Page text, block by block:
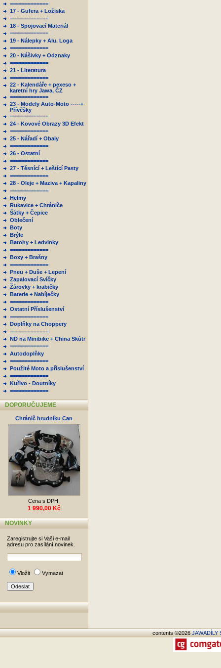
=============
17 - Gufera + Ložiska
=============
18 - Spojovací Materiál
=============
19 - Nálepky + Alu. Loga
=============
20 - Nášivky + Odznaky
=============
21 - Literatura
=============
22 - Kalendáře + pexeso +
karetní hry Jawa, ČZ
=============
23 - Modely Auto-Moto -----+
Přívěšky
=============
24 - Kovové Obrazy 3D Efekt
=============
25 - Nářadí + Obaly
=============
26 - Ostatní
=============
27 - Těsnící + Leštící Pasty
=============
28 - Oleje + Maziva + Kapaliny
=============
Helmy
Rukavice + Chrániče
Šátky + Čepice
Oblečení
Boty
Brýle
Batohy + Ledvinky
=============
Boxy + Brašny
=============
Pneu + Duše + Lepení
Zapalovací Svíčky
Žárovky + krabičky
Baterie + Nabíječky
=============
Ostatní Příslušenství
=============
Doplňky na Choppery
=============
ND na Minibike + China Skútr
=============
Autodoplňky
=============
Použité Moto a příslušenství
=============
Kuřivo - Doutníky
=============
DOPORUČUJEME
Chránič hrudníku Can
Cena s DPH:
1 990,00 Kč
NOVINKY
Zaregistrujte si Vaši e-mail
adresu pro zasílání novinek.
Vložit Vymazat
contents ©2026JAWADÍLY